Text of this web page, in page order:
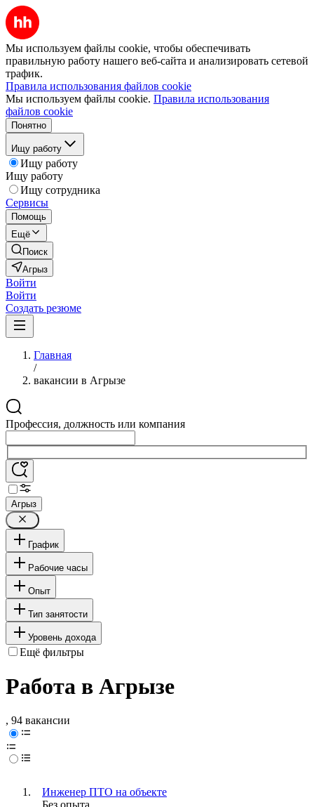
Мы используем файлы cookie, чтобы обеспечивать
правильную работу нашего веб-сайта и анализировать сетевой
трафик.
Правила использования файлов cookie
Мы используем файлы cookie. Правила использования
файлов cookie
Понятно
Ищу работу
Ищу работу
Ищу работу
Ищу сотрудника
Сервисы
Помощь
Ещё
Поиск
Агрыз
Войти
Войти
Создать резюме
Главная
/
вакансии в Агрызе
Профессия, должность или компания
Агрыз
График
Рабочие часы
Опыт
Тип занятости
Уровень дохода
Ещё фильтры
Работа в Агрызе
, 94 вакансии
Инженер ПТО на объекте